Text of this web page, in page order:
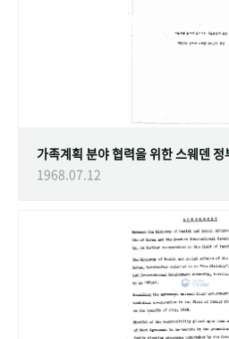
가족계획 분야 협력을 위한 스웨덴 정
1968.07.12